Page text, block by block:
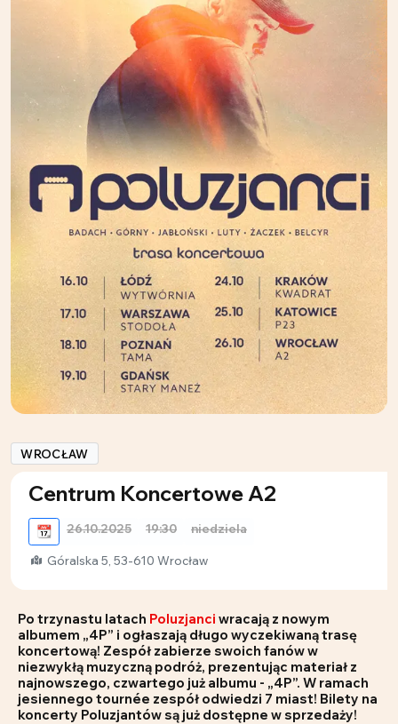
WROCŁAW
Centrum Koncertowe A2
📆 26.10.2025 19:30 niedziela
Góralska 5, 53-610 Wrocław
Po trzynastu latach Poluzjanci wracają z nowym
albumem „4P” i ogłaszają długo wyczekiwaną trasę
koncertową! Zespół zabierze swoich fanów w
niezwykłą muzyczną podróż, prezentując materiał z
najnowszego, czwartego już albumu - „4P”. W ramach
jesiennego tournée zespół odwiedzi 7 miast! Bilety na
koncerty Poluzjantów są już dostępne w sprzedaży!